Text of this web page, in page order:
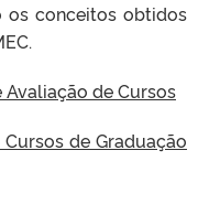
os conceitos obtidos
Avaliação de Cursos
de Graduação